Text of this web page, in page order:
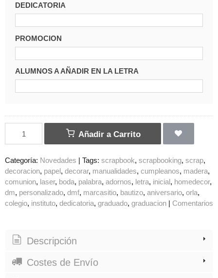
DEDICATORIA
PROMOCION
ALUMNOS A AÑADIR EN LA LETRA
Añadir a Carrito
Categoría: Novedades | Tags: scrapbook scrapbooking scrap
decoracion papel decorar manualidades cumpleanos madera
comunion laser boda palabra adornos letra inicial homedecor
dm personalizado dmf marcasitio bautizo aniversario orla
colegio instituto dedicatoria graduado graduacion | Comentarios
Descripción
Costes de Envío